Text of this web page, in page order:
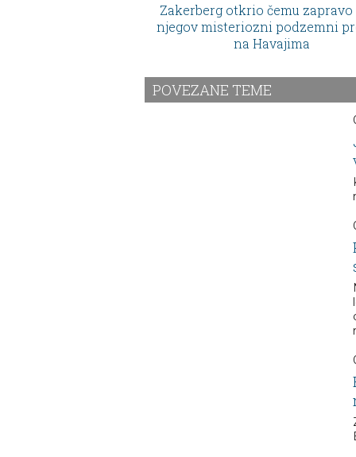
Zakerberg otkrio čemu zapravo
njegov misteriozni podzemni
na Havajima
POVEZANE TEME